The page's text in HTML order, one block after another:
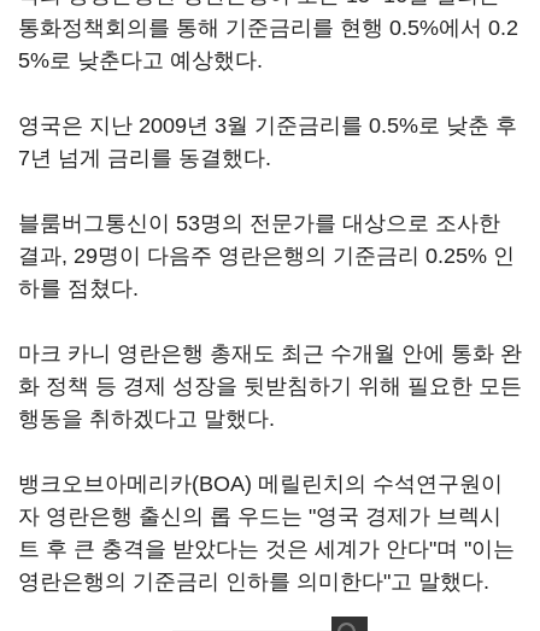
통화정책회의를 통해 기준금리를 현행 0.5%에서 0.2
5%로 낮춘다고 예상했다.
영국은 지난 2009년 3월 기준금리를 0.5%로 낮춘 후
7년 넘게 금리를 동결했다.
블룸버그통신이 53명의 전문가를 대상으로 조사한
결과, 29명이 다음주 영란은행의 기준금리 0.25% 인
하를 점쳤다.
마크 카니 영란은행 총재도 최근 수개월 안에 통화 완
화 정책 등 경제 성장을 뒷받침하기 위해 필요한 모든
행동을 취하겠다고 말했다.
뱅크오브아메리카(BOA) 메릴린치의 수석연구원이
자 영란은행 출신의 롭 우드는 "영국 경제가 브렉시
트 후 큰 충격을 받았다는 것은 세계가 안다"며 "이는
영란은행의 기준금리 인하를 의미한다"고 말했다.